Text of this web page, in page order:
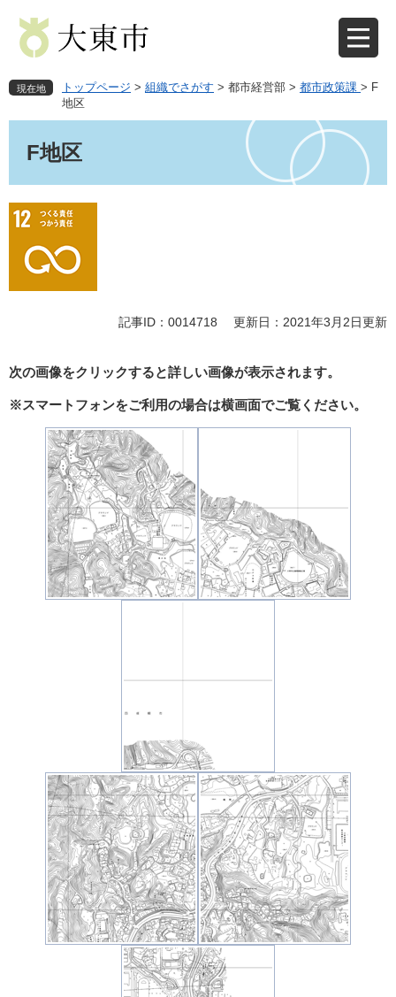
先
で
を
ば
現在地 トップページ > 組織でさがす > 都市経営部 > 都市政策課 > F
地区
F地区
記事ID：0014718 更新日：2021年3月2日更新
次の画像をクリックすると詳しい画像が表示されます。
※スマートフォンをご利用の場合は横画面でご覧ください。